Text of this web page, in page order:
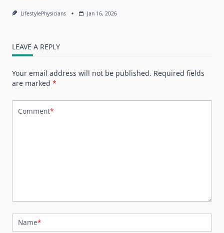
LifestylePhysicians Jan 16, 2026
LEAVE A REPLY
Your email address will not be published. Required fields
are marked *
Comment*
Name*